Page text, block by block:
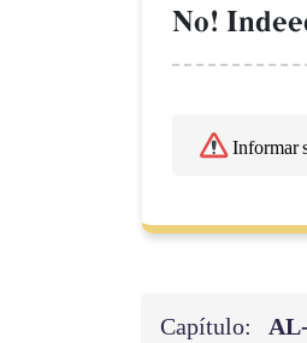
No!
Informar
Capítulo: